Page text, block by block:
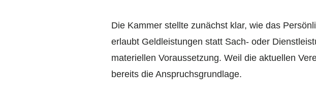
Die Kammer stellte zunächst klar, wie das
erlaubt Geldleistungen statt Sach- oder
materiellen Voraussetzung. Weil die aktuellen
bereits die Anspruchs­grundlage.